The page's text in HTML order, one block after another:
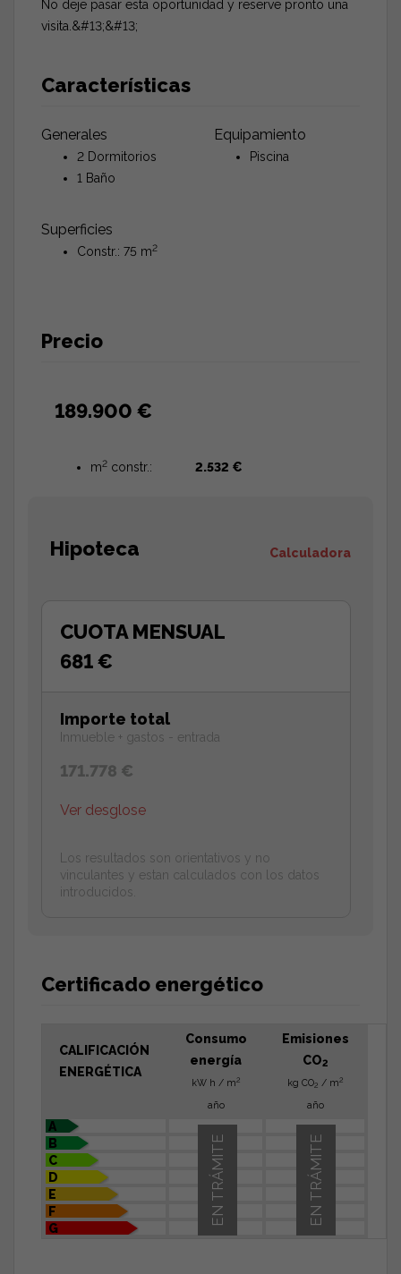
No deje pasar esta oportunidad y reserve pronto una
visita.&#13;&#13;
Características
Generales
2 Dormitorios
1 Baño
Superficies
Constr.: 75 m2
Equipamiento
Piscina
Precio
189.900 €
m2 constr.: 2.532 €
Hipoteca Calculadora
CUOTA MENSUAL
681 €
Importe total
Inmueble + gastos - entrada
171.778 €
Ver desglose
Los resultados son orientativos y no
vinculantes y estan calculados con los datos
introducidos.
Certificado energético
CALIFICACIÓN
ENERGÉTICA
Consumo
energía
kW h / m2
año
Emisiones
CO2
kg CO2 / m2
año
A
B
C
D
E
F
G
EN TRÁMITE
EN TRÁMITE